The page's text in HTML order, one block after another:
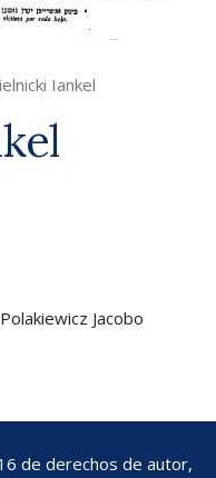
Iankel
Jacobo
de derechos de autor,